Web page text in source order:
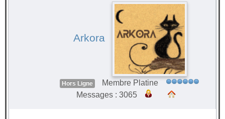
Arkora
Hors Ligne
Membre Platine
Messages : 3065